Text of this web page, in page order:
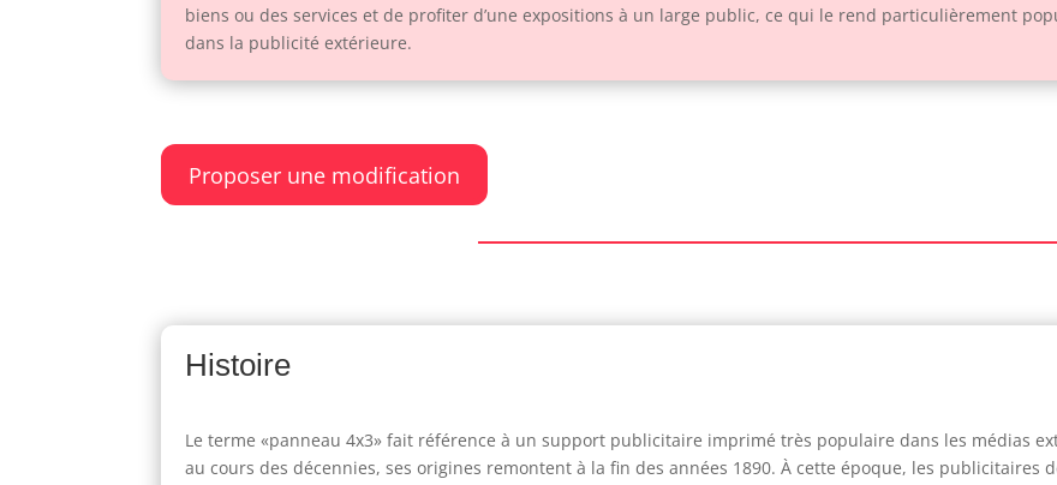
biens ou des services et de profiter d’une expositions à un large public, ce qui le rend particulièrement
dans la publicité extérieure.
Proposer une modification
Histoire
Le terme «panneau 4x3» fait référence à un support publicitaire imprimé très populaire dans les médias
au cours des décennies, ses origines remontent à la fin des années 1890. À cette époque, les